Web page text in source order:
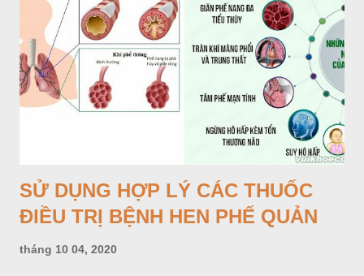
các ngôn từ về tổn thương đó”.
SỬ DỤNG HỢP LÝ CÁC THUỐC
ĐIỀU TRỊ BỆNH HEN PHẾ QUẢN
tháng 10 04, 2020